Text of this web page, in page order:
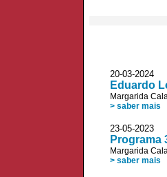
20-03-2024
Eduardo
Margarida
> saber mais
23-05-
Programa
Margarida
> saber mais